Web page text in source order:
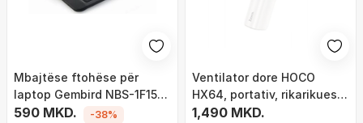
Mbajtëse ftohëse për
laptop Gembird NBS-1F15-
04, 15", USB, e zezë
590 MKD. -38%
Ventilator dore HOCO
HX64, portativ, rikarikues,
ekran digjital
1,490 MKD.